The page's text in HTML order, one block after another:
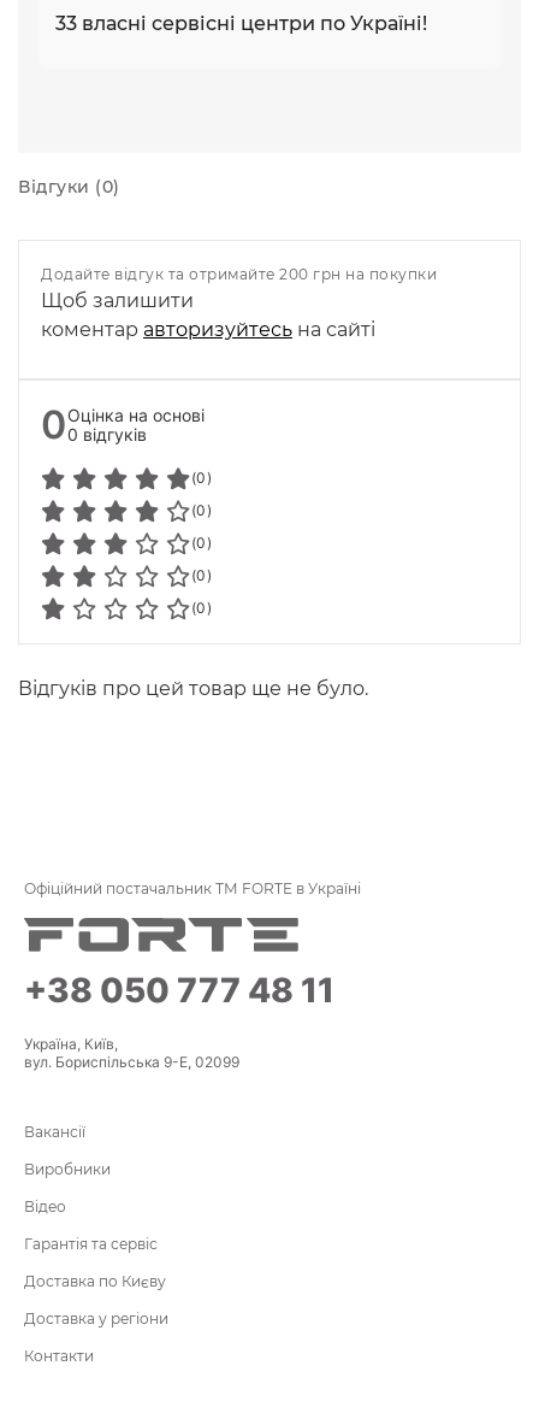
33 власні сервісні центри по Україні!
Відгуки (0)
Додайте відгук та отримайте 200 грн на покупки
Щоб залишити
коментар авторизуйтесь на сайті
0Оцінка на основі
0 відгуків
(0)
(0)
(0)
(0)
(0)
Відгуків про цей товар ще не було.
Офіційний постачальник ТМ FORTE в Україні
+38 050 777 48 11
Україна, Київ,
вул. Бориспільська 9-Е, 02099
Вакансії
Виробники
Відео
Гарантія та сервіс
Доставка по Києву
Доставка у регіони
Контакти